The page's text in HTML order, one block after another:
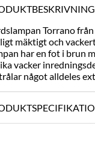
Torrano
mäktigt och
har en fot i brun
vacker
något alldeles